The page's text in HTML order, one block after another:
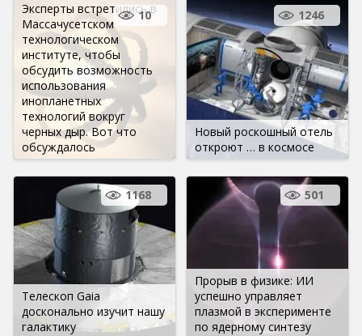
Эксперты встретились в
Массачусетском
технологическом
институте, чтобы
обсудить возможность
использования
инопланетных
технологий вокруг
черных дыр. Вот что
обсуждалось
10
Новый роскошный отель
откроют … в космосе
1246
Телескоп Gaia
досконально изучит нашу
галактику
1168
Прорыв в физике: ИИ
успешно управляет
плазмой в эксперименте
по ядерному синтезу
501